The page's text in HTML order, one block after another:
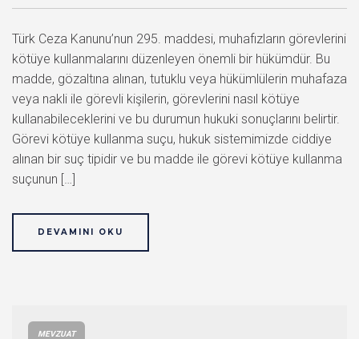
Türk Ceza Kanunu’nun 295. maddesi, muhafızların görevlerini
kötüye kullanmalarını düzenleyen önemli bir hükümdür. Bu
madde, gözaltına alınan, tutuklu veya hükümlülerin muhafaza
veya nakli ile görevli kişilerin, görevlerini nasıl kötüye
kullanabileceklerini ve bu durumun hukuki sonuçlarını belirtir.
Görevi kötüye kullanma suçu, hukuk sistemimizde ciddiye
alınan bir suç tipidir ve bu madde ile görevi kötüye kullanma
suçunun […]
DEVAMINI OKU
MEVZUAT